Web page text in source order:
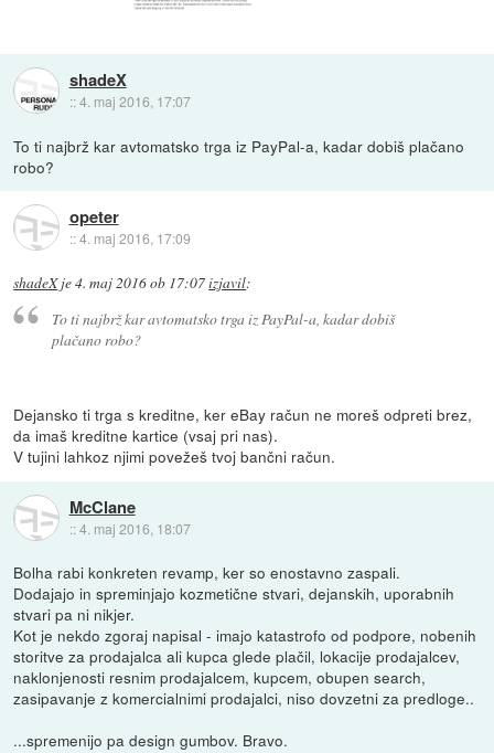
shadeX
::4. maj 2016, 17:07
To ti najbrž kar avtomatsko trga iz PayPal-a, kadar dobiš plačano
robo?
opeter
::4. maj 2016, 17:09
shadeXje4. maj 2016 ob 17:07izjavil:
To ti najbrž kar avtomatsko trga iz PayPal-a, kadar dobiš
plačano robo?
Dejansko ti trga s kreditne, ker eBay račun ne moreš odpreti brez,
da imaš kreditne kartice (vsaj pri nas).
V tujini lahkoz njimi povežeš tvoj bančni račun.
McClane
::4. maj 2016, 18:07
Bolha rabi konkreten revamp, ker so enostavno zaspali.
Dodajajo in spreminjajo kozmetične stvari, dejanskih, uporabnih
stvari pa ni nikjer.
Kot je nekdo zgoraj napisal - imajo katastrofo od podpore, nobenih
storitve za prodajalca ali kupca glede plačil, lokacije prodajalcev,
naklonjenosti resnim prodajalcem, kupcem, obupen search,
zasipavanje z komercialnimi prodajalci, niso dovzetni za predloge..
...spremenijo pa design gumbov. Bravo.